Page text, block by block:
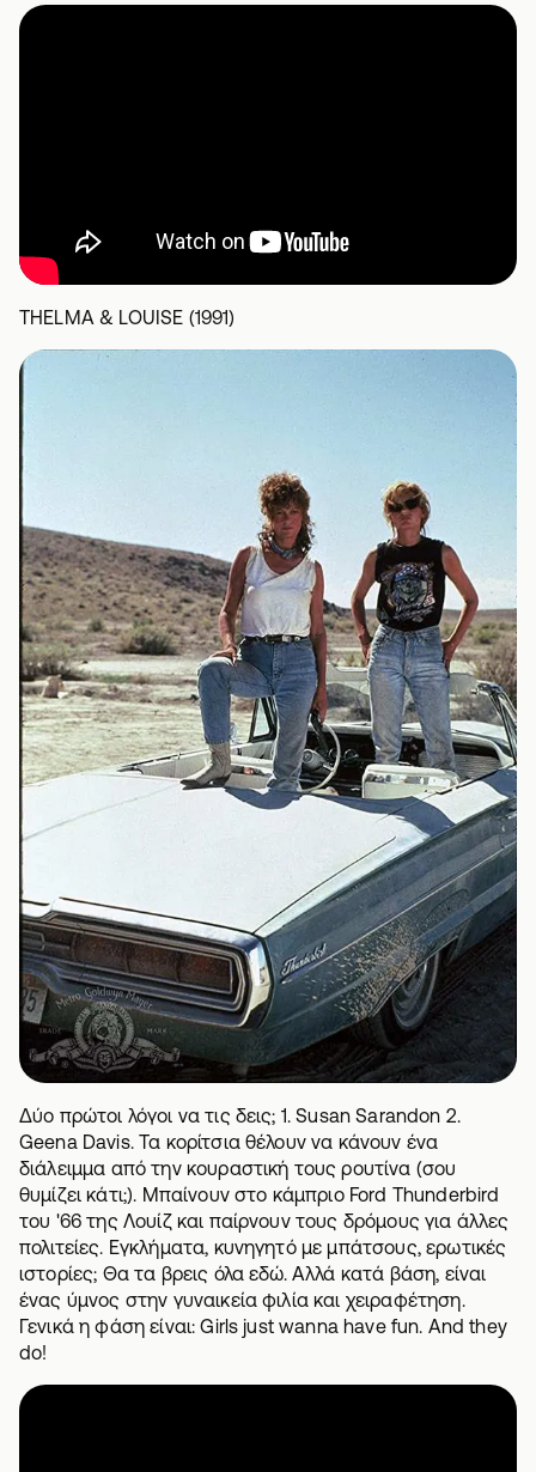
THELMA & LOUISE (1991)
Δύο πρώτοι λόγοι να τις δεις; 1. Susan Sarandon 2.
Geena Davis. Τα κορίτσια θέλουν να κάνουν ένα
διάλειμμα από την κουραστική τους ρουτίνα (σου
θυμίζει κάτι;). Μπαίνουν στο κάμπριο Ford Thunderbird
του '66 της Λουίζ και παίρνουν τους δρόμους για άλλες
πολιτείες. Εγκλήματα, κυνηγητό με μπάτσους, ερωτικές
ιστορίες; Θα τα βρεις όλα εδώ. Αλλά κατά βάση, είναι
ένας ύμνος στην γυναικεία φιλία και χειραφέτηση.
Γενικά η φάση είναι: Girls just wanna have fun. And they
do!